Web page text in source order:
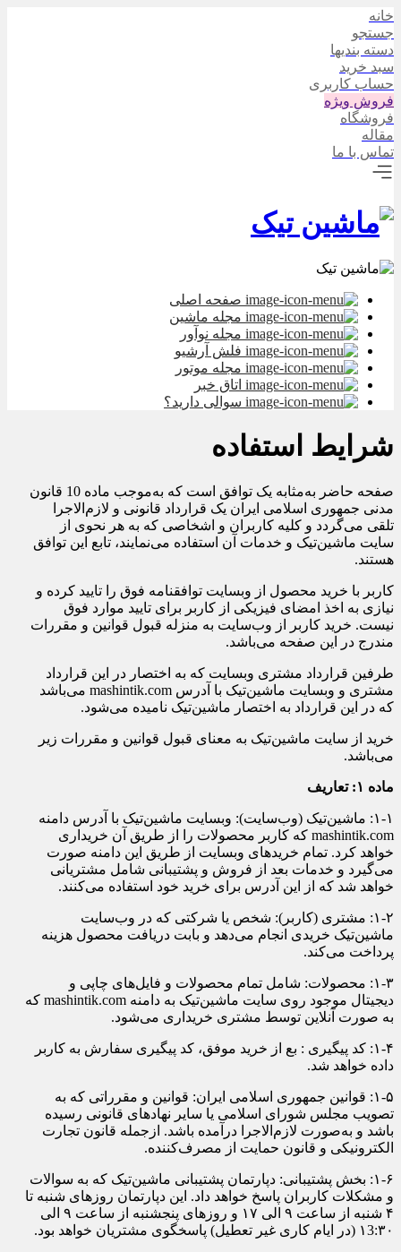
خانه
جستجو
دسته بندیها
سبد خرید
حساب کاربری
فروش ویژه
فروشگاه
مقاله
تماس با ما
صفحه اصلی
مجله ماشین
مجله نوآور
فلش آرشیو
مجله موتور
اتاق خبر
سوالی دارید؟
شرایط استفاده
صفحه حاضر به‌مثابه یک توافق است که به‌موجب ماده 10 قانون
مدنی جمهوری اسلامی ایران یک قرارداد قانونی و لازم‌الاجرا
تلقی می‌گردد و کلیه کاربران و اشخاصی که به هر نحوی از
سایت ماشین‌تیک و خدمات آن استفاده می‌نمایند، تابع این توافق
هستند.
کاربر با خرید محصول از وبسایت توافقنامه فوق را تایید کرده و
نیازی به اخذ امضای فیزیکی از کاربر برای تایید موارد فوق
نیست. خرید کاربر از وب‌سایت به منزله قبول قوانین و مقررات
مندرج در این صفحه می‌باشد.
طرفین قرارداد مشتری وبسایت که به اختصار در این قرارداد
مشتری و وبسایت ماشین‌تیک با آدرس mashintik.com می‌باشد
که در این قرارداد به اختصار ماشین‌تیک نامیده می‌شود.
خرید از سایت ماشین‌تیک به معنای قبول قوانین و مقررات زیر
می‌باشد.
ماده ۱: تعاریف
۱-۱: ماشین‌تیک (وب‌سایت): وبسایت ماشین‌تیک با آدرس دامنه
mashintik.com که کاربر محصولات را از طریق آن خریداری
خواهد کرد. تمام خرید‌های وبسایت از طریق این دامنه صورت
می‌گیرد و خدمات بعد از فروش و پشتیبانی شامل مشتریانی
خواهد شد که از این آدرس برای خرید خود استفاده می‌کنند.
۱-۲: مشتری (کاربر): شخص یا شرکتی که در وب‌سایت
ماشین‌تیک خریدی انجام می‌دهد و بابت دریافت محصول هزینه
پرداخت می‌کند.
۱-۳: محصولات: شامل تمام محصولات و فایل‌های چاپی و
دیجیتال موجود روی سایت ماشین‌تیک به دامنه mashintik.com که
به صورت آنلاین توسط مشتری خریداری می‌شود.
۱-۴: کد پیگیری : بع از خرید موفق، کد پیگیری سفارش به کاربر
داده خواهد شد.
۱-۵: قوانین جمهوری اسلامی ایران: قوانین و مقرراتی که به
تصویب مجلس شورای اسلامی یا سایر نهادهای قانونی رسیده
باشد و به‌صورت لازم‌الاجرا درآمده باشد. ازجمله قانون تجارت
الکترونیکی و قانون حمایت از مصرف‌کننده.
۱-۶: بخش پشتیبانی: دپارتمان پشتیبانی ماشین‌تیک که به سوالات
و مشکلات کاربران پاسخ خواهد داد. این دپارتمان روز‌های شنبه تا
۴ شنبه از ساعت ۹ الی ۱۷ و روز‌های پنجشنبه از ساعت ۹ الی
۱3:۳۰ (در ایام کاری غیر تعطیل) پاسخگوی مشتریان خواهد بود.